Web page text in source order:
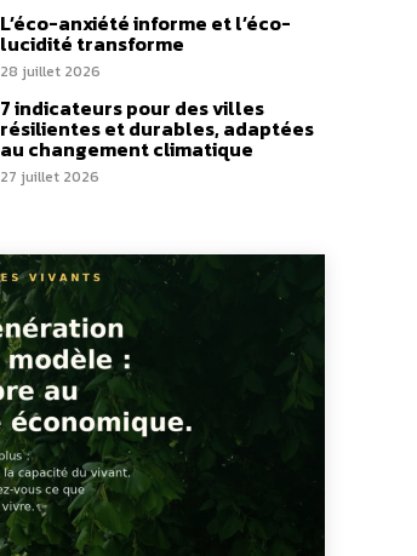
L’éco-anxiété informe et l’éco-
lucidité transforme
28 juillet 2026
7 indicateurs pour des villes
résilientes et durables, adaptées
au changement climatique
27 juillet 2026